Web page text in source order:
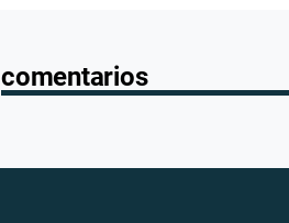
comentarios